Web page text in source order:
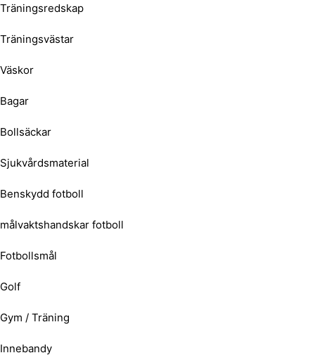
Träningsredskap
Träningsvästar
Väskor
Bagar
Bollsäckar
Sjukvårdsmaterial
Benskydd fotboll
målvaktshandskar fotboll
Fotbollsmål
Golf
Gym / Träning
Innebandy